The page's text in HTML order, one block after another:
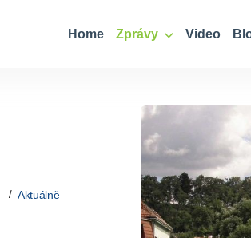
Home Zprávy Video
Aktuálně